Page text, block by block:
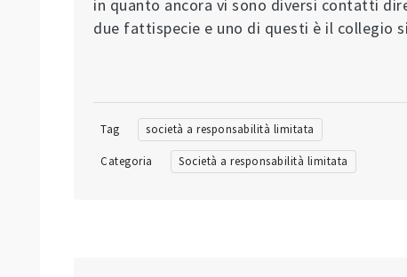
in quanto ancora vi sono diversi contatti
due fattispecie e uno di questi è il collegio
Tag società a responsabilità limitata
Categoria Società a responsabilità limitata